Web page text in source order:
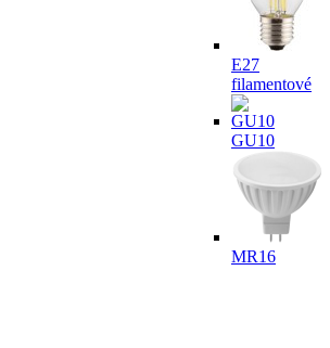
E27
filamentové
GU10
MR16